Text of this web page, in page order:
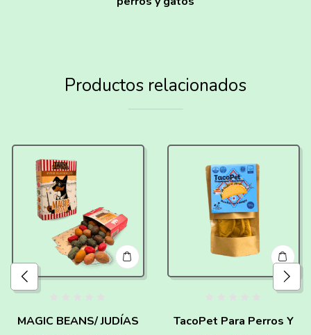
Productos relacionados
MAGIC BEANS/ JUDÍAS
TacoPet Para Perros Y